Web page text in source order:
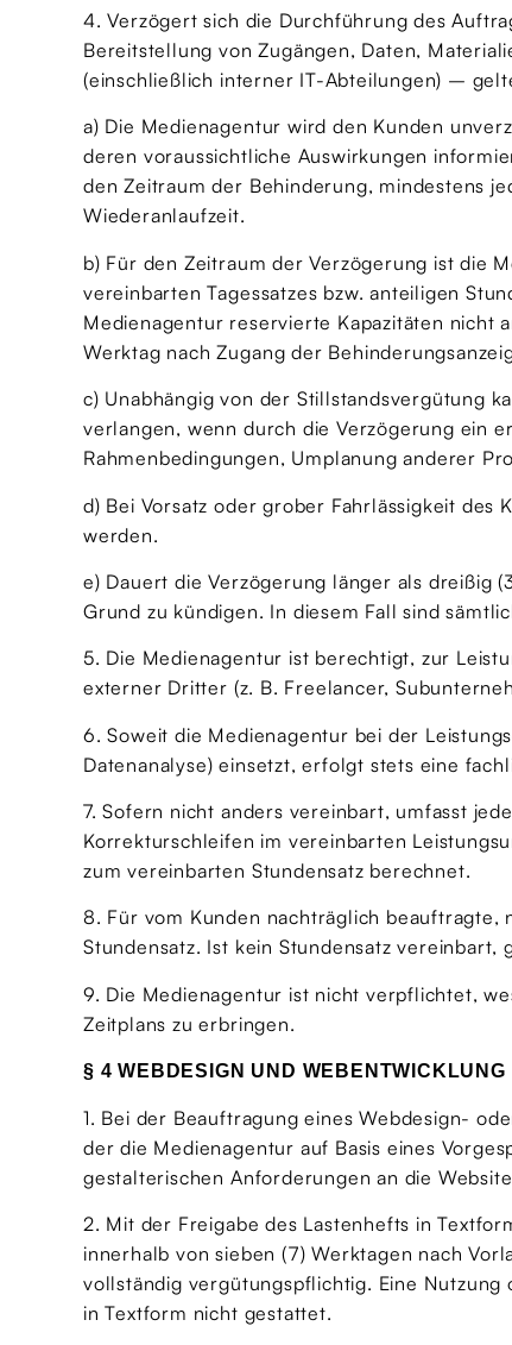
4. Verzögert sich die Durchführung des
Bereitstellung von Zugängen, Daten,
(einschließlich interner IT-Abteilungen) –
a) Die Medienagentur wird den Kunden
deren voraussichtliche Auswirkungen
den Zeitraum der Behinderung, mindestens
Wiederanlaufzeit.
b) Für den Zeitraum der Verzögerung ist die
vereinbarten Tagessatzes bzw. anteiligen
Medienagentur reservierte Kapazitäten nicht
Werktag nach Zugang der
c) Unabhängig von der Stillstandsvergütung
verlangen, wenn durch die Verzögerung ein
Rahmenbedingungen, Umplanung anderer
d) Bei Vorsatz oder grober Fahrlässigkeit des
werden.
e) Dauert die Verzögerung länger als dreißig
Grund zu kündigen. In diesem Fall sind
5. Die Medienagentur ist berechtigt, zur
externer Dritter (z. B. Freelancer,
6. Soweit die Medienagentur bei der
Datenanalyse) einsetzt, erfolgt stets eine
7. Sofern nicht anders vereinbart, umfasst
Korrekturschleifen im vereinbarten
zum vereinbarten Stundensatz berechnet.
8. Für vom Kunden nachträglich
Stundensatz. Ist kein Stundensatz
9. Die Medienagentur ist nicht verpflichtet,
Zeitplans zu erbringen.
§ 4 WEBDESIGN UND WEBENTWICKLUNG
1. Bei der Beauftragung eines Webdesign-
der die Medienagentur auf Basis eines
gestalterischen Anforderungen an die
2. Mit der Freigabe des Lastenhefts in
innerhalb von sieben (7) Werktagen nach
vollständig vergütungspflichtig. Eine
in Textform nicht gestattet.